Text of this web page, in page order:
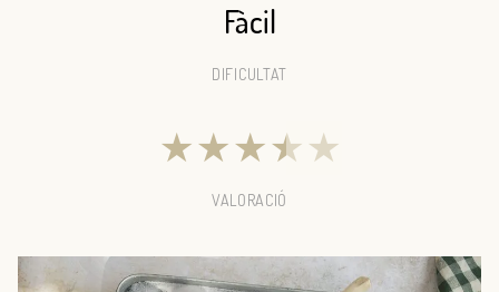
Fàcil
DIFICULTAT
★★★★★
VALORACIÓ